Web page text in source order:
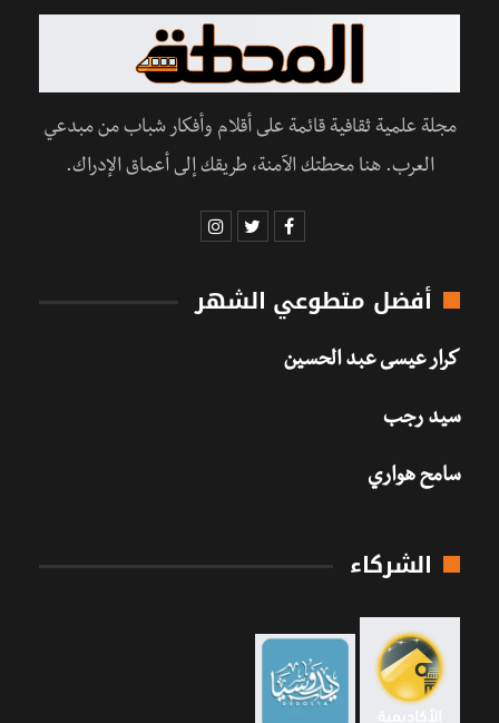
مجلة علمية ثقافية قائمة على أقلام وأفكار شباب من مبدعي
العرب. هنا محطتك الآمنة، طريقك إلى أعماق الإدراك.
أفضل متطوعي الشهر
كرار عيسى عبد الحسين
سيد رجب
سامح هواري
الشركاء